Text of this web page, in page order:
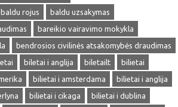
baldu rojus
baldu uzsakymas
bareikio vairavimo mokykla
bendrosios civilinės atsakomybės draudimas
biletai i anglija biletailt
bilietai
bilietai i amsterdama
bilietai i anglija
bilietai i cikaga
bilietai i dublina